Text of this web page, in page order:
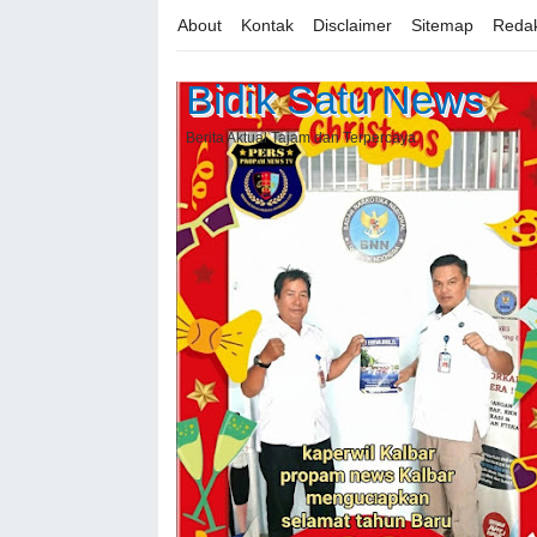
About Kontak Disclaimer Sitemap
Bidik Satu News
Berita Aktual Tajam dan Terpercaya